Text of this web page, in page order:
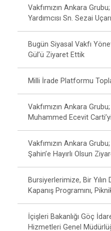
Vakfımızın Ankara
Yardımcısı Sn. Sezai
Bugün Siyasal Vakfı
Gül’ü Ziyaret Ettik
Milli İrade Platformu
Vakfımızın Ankara
Muhammed Ecevit
Vakfımızın Ankara
Şahin’e Hayırlı Olsun
Bursiyerlerimize, Bir
Kapanış Programını,
İçişleri Bakanlığı Göç
Hizmetleri Genel